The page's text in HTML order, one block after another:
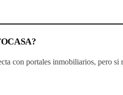
con portales inmobiliarios, pero